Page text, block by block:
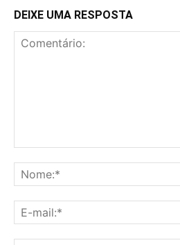
DEIXE UMA RESPOSTA